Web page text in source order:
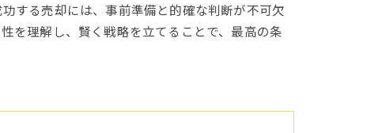
する売却には、事前準備と的確な判断が不可欠
を理解し、賢く戦略を立てることで、最高の条